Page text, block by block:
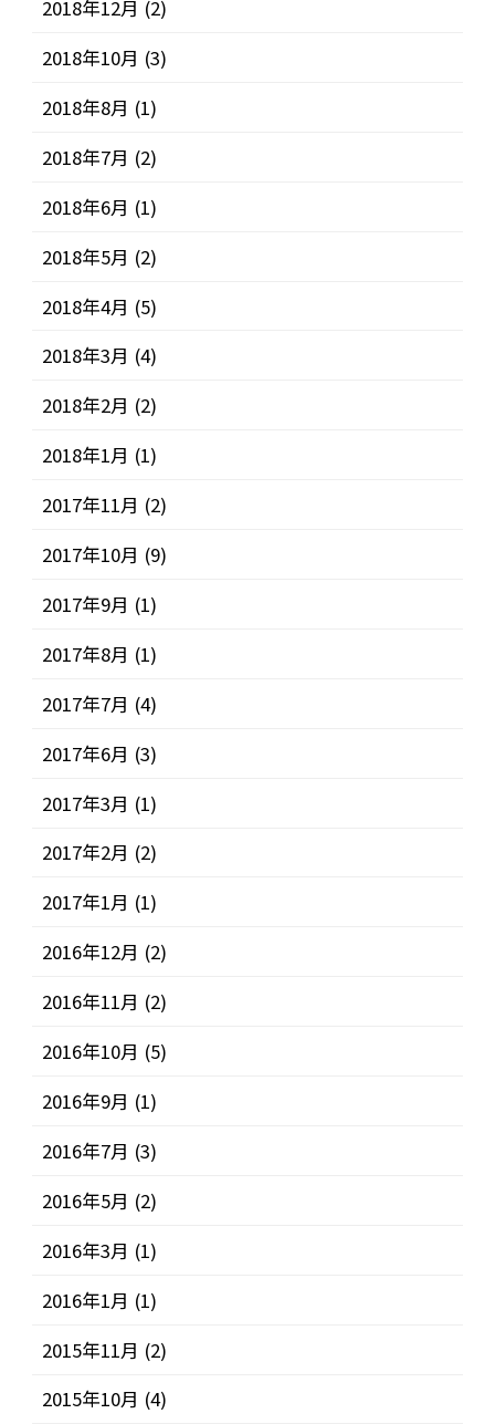
2018年12月 (2)
2018年10月 (3)
2018年8月 (1)
2018年7月 (2)
2018年6月 (1)
2018年5月 (2)
2018年4月 (5)
2018年3月 (4)
2018年2月 (2)
2018年1月 (1)
2017年11月 (2)
2017年10月 (9)
2017年9月 (1)
2017年8月 (1)
2017年7月 (4)
2017年6月 (3)
2017年3月 (1)
2017年2月 (2)
2017年1月 (1)
2016年12月 (2)
2016年11月 (2)
2016年10月 (5)
2016年9月 (1)
2016年7月 (3)
2016年5月 (2)
2016年3月 (1)
2016年1月 (1)
2015年11月 (2)
2015年10月 (4)